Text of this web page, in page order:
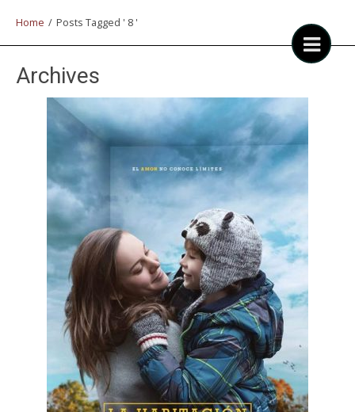
Home / Posts Tagged ' 8 '
Archives